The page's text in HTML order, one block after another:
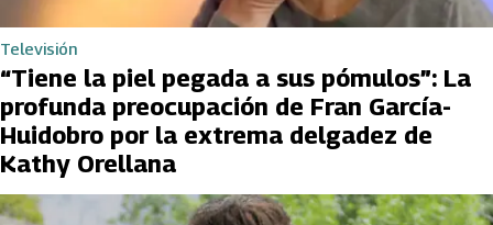
Televisión
“Tiene la piel pegada a sus pómulos”: La
profunda preocupación de Fran García-
Huidobro por la extrema delgadez de
Kathy Orellana